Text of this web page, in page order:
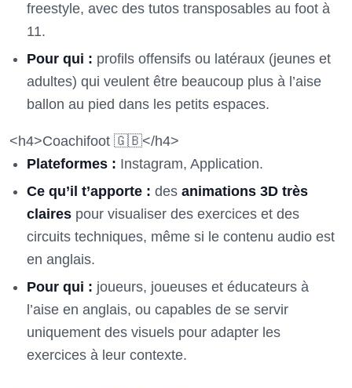
freestyle, avec des tutos transposables au foot à
11.
Pour qui : profils offensifs ou latéraux (jeunes et
adultes) qui veulent être beaucoup plus à l’aise
ballon au pied dans les petits espaces.
<h4>Coachifoot 🇬🇧</h4>
Plateformes : Instagram, Application.
Ce qu’il t’apporte : des animations 3D très
claires pour visualiser des exercices et des
circuits techniques, même si le contenu audio est
en anglais.
Pour qui : joueurs, joueuses et éducateurs à
l’aise en anglais, ou capables de se servir
uniquement des visuels pour adapter les
exercices à leur contexte.